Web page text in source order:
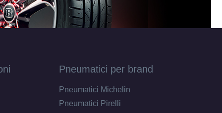
Pneumatici per brand
Pneumatici Michelin
Pneumatici Pirelli